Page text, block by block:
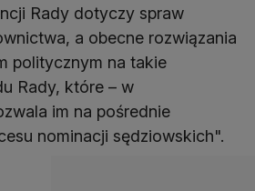
Rady dotyczy spraw
a obecne rozwiązania
politycznym na takie
Rady, które – w
im na pośrednie
nominacji sędziowskich".